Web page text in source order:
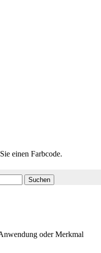
einen Farbcode.
Suchen
oder Merkmal